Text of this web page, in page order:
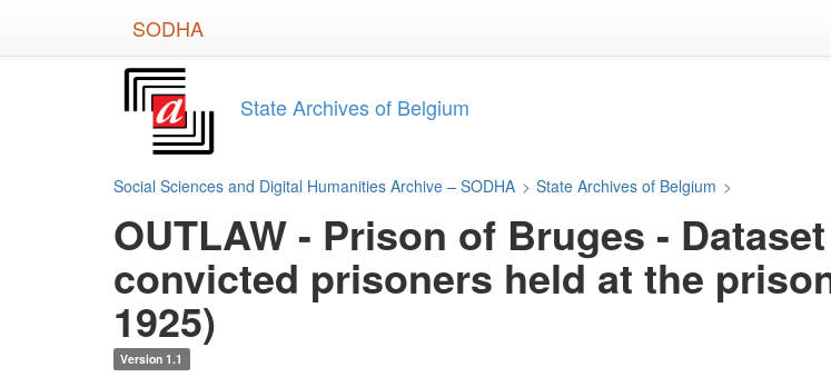
SODHA
State Archives of Belgium
Social Sciences and Digital Humanities Archive – SODHA > State Archives of Belgium >
OUTLAW - Prison of Bruges -
convicted prisoners held at the
1925)
Version 1.1